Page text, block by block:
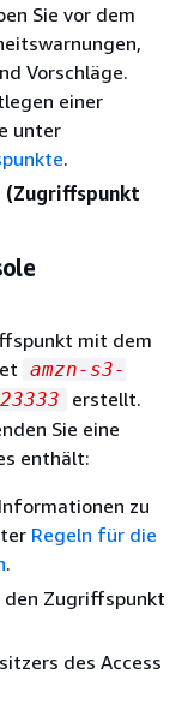
Sie vor dem
Vorschläge.
einer
unter
.
(Zugriffspunkt
mit dem
amzn-s3-
erstellt.
Sie eine
enthält:
zu
Regeln für die
.
den Zugriffspunkt
des Access